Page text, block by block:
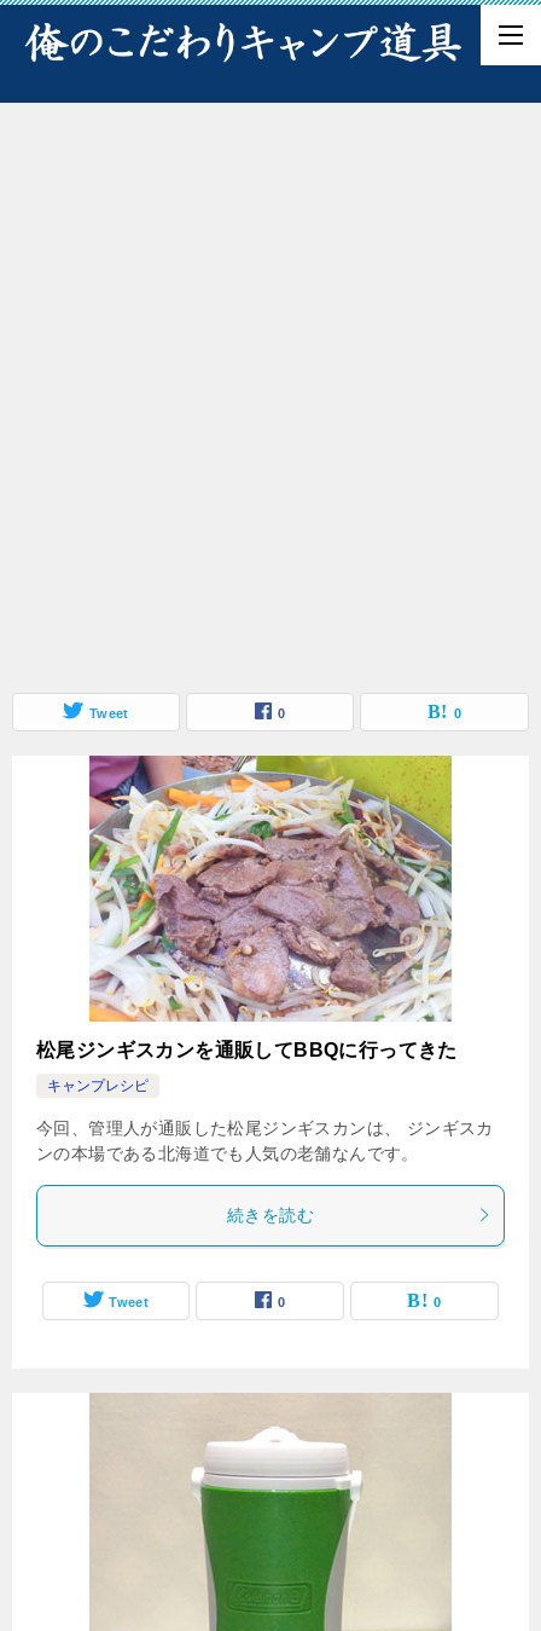
Tweet 0 0
松尾ジンギスカンを通販してBBQに行ってきた
キャンプレシピ
今回、管理人が通販した松尾ジンギスカンは、 ジンギスカ
ンの本場である北海道でも人気の老舗なんです。
続きを読む
Tweet 0 0